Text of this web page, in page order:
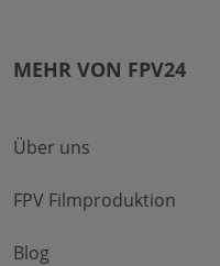
MEHR VON FPV24
Über uns
FPV Filmproduktion
Blog